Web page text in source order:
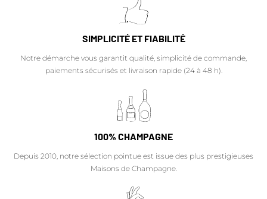
SIMPLICITÉ ET FIABILITÉ
Notre démarche vous garantit qualité, simplicité de commande,
paiements sécurisés et livraison rapide (24 à 48 h).
100% CHAMPAGNE
Depuis 2010, notre sélection pointue est issue des plus prestigieuses
Maisons de Champagne.